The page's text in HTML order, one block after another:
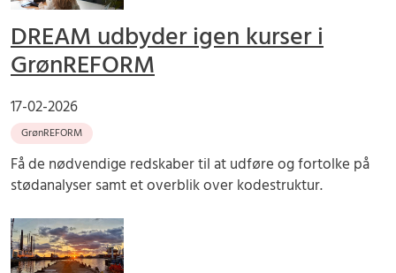
DREAM udbyder igen kurser i
GrønREFORM
17-02-2026
GrønREFORM
Få de nødvendige redskaber til at udføre og fortolke på
stødanalyser samt et overblik over kodestruktur.